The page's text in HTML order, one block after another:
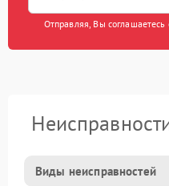
Отправляя, Вы соглашаетесь
Виды неисправностей